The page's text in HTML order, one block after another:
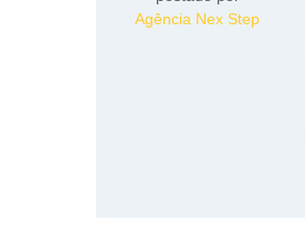
Agência Nex Step